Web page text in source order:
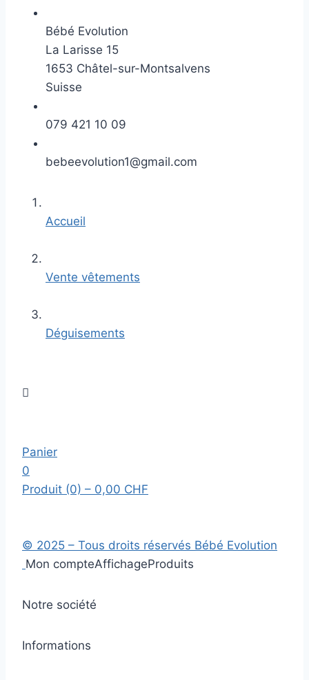
Bébé Evolution
La Larisse 15
1653 Châtel-sur-Montsalvens
Suisse
079 421 10 09
bebeevolution1@gmail.com
Accueil
Vente vêtements
Déguisements

Panier
0
Produit (0) – 0,00 CHF
© 2025 – Tous droits réservés Bébé Evolution
Mon compteAffichageProduits
Notre société
Informations